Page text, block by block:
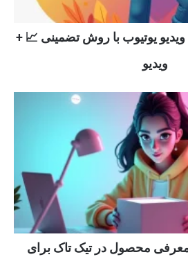
ویدیو یوتیوب با روش تضمینی 📈 +
ویدیو
معرفی محصول در تیک تاک برای